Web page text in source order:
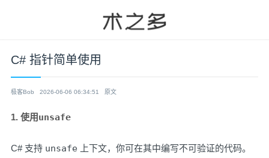
C# 指针简单使用
极客Bob 2026-06-06 06:34:51 原文
1. 使用unsafe
C# 支持 unsafe 上下文，你可在其中编写不可验证的代码。